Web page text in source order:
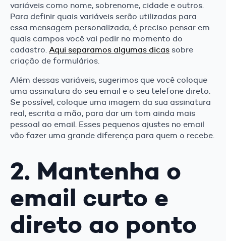
variáveis como nome, sobrenome, cidade e outros.
Para definir quais variáveis serão utilizadas para
essa mensagem personalizada, é preciso pensar em
quais campos você vai pedir no momento do
cadastro. Aqui separamos algumas dicas sobre
criação de formulários.
Além dessas variáveis, sugerimos que você coloque
uma assinatura do seu email e o seu telefone direto.
Se possível, coloque uma imagem da sua assinatura
real, escrita a mão, para dar um tom ainda mais
pessoal ao email. Esses pequenos ajustes no email
vão fazer uma grande diferença para quem o recebe.
2. Mantenha o
email curto e
direto ao ponto